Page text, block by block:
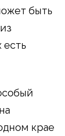
быть
есть
крае